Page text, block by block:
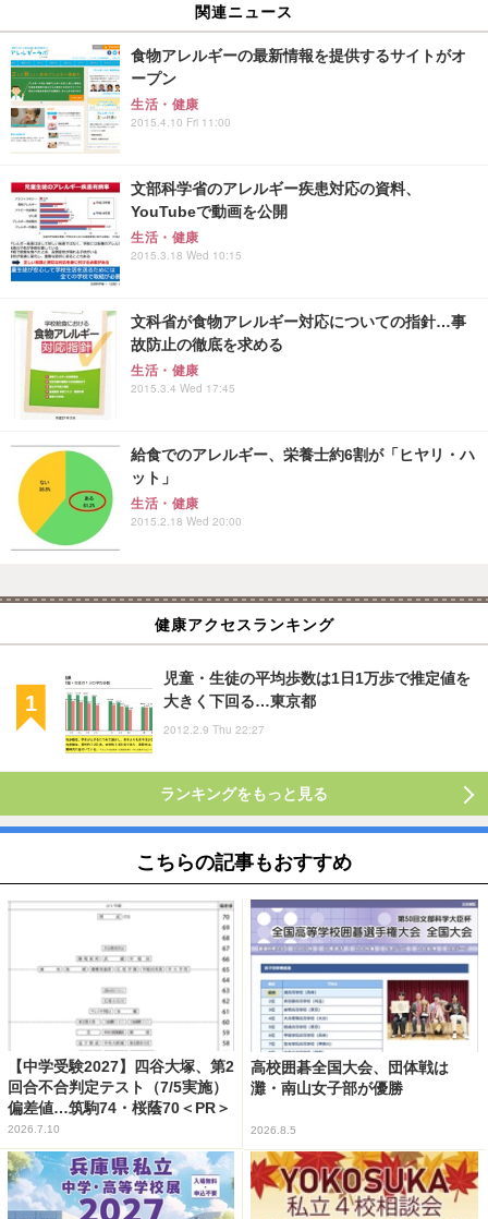
関連ニュース
食物アレルギーの最新情報を提供するサイトがオ
ープン
生活・健康
2015.4.10 Fri 11:00
文部科学省のアレルギー疾患対応の資料、
YouTubeで動画を公開
生活・健康
2015.3.18 Wed 10:15
文科省が食物アレルギー対応についての指針…事
故防止の徹底を求める
生活・健康
2015.3.4 Wed 17:45
給食でのアレルギー、栄養士約6割が「ヒヤリ・ハ
ット」
生活・健康
2015.2.18 Wed 20:00
健康アクセスランキング
児童・生徒の平均歩数は1日1万歩で推定値を
大きく下回る…東京都
2012.2.9 Thu 22:27
ランキングをもっと見る
こちらの記事もおすすめ
【中学受験2027】四谷大塚、第2
回合不合判定テスト（7/5実施）
偏差値…筑駒74・桜蔭70＜PR＞
2026.7.10
高校囲碁全国大会、団体戦は
灘・南山女子部が優勝
2026.8.5